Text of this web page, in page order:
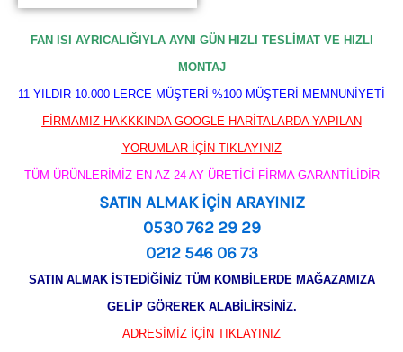
FAN ISI AYRICALIĞIYLA AYNI GÜN HIZLI TESLİMAT VE HIZLI
MONTAJ
11 YILDIR 10.000 LERCE MÜŞTERİ %100 MÜŞTERİ MEMNUNİYETİ
FİRMAMIZ HAKKKINDA GOOGLE HARİTALARDA YAPILAN
YORUMLAR İÇİN TIKLAYINIZ
TÜM ÜRÜNLERİMİZ EN AZ 24 AY ÜRETİCİ FİRMA GARANTİLİDİR
SATIN ALMAK İÇİN ARAYINIZ
0530 762 29 29
0212 546 06 73
SATIN ALMAK İSTEDİĞİNİZ TÜM KOMBİLERDE MAĞAZAMIZA
GELİP GÖREREK ALABİLİRSİNİZ.
ADRESİMİZ İÇİN TIKLAYINIZ